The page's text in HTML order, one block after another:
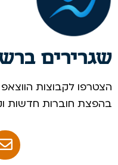
שגרירים
הצטרפו לקבוצות
בהפצת חוברות חדשות